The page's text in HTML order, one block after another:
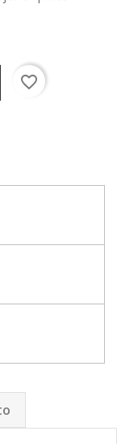
favorite_border